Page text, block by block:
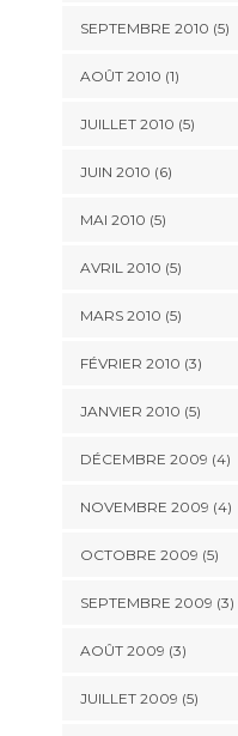
SEPTEMBRE 2010 (5)
AOÛT 2010 (1)
JUILLET 2010 (5)
JUIN 2010 (6)
MAI 2010 (5)
AVRIL 2010 (5)
MARS 2010 (5)
FÉVRIER 2010 (3)
JANVIER 2010 (5)
DÉCEMBRE 2009 (4)
NOVEMBRE 2009 (4)
OCTOBRE 2009 (5)
SEPTEMBRE 2009 (3)
AOÛT 2009 (3)
JUILLET 2009 (5)